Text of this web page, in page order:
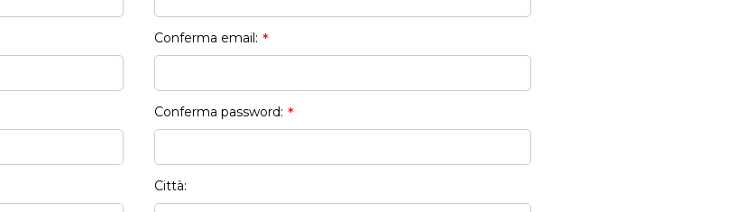
Conferma email: *
Conferma password: *
Città: